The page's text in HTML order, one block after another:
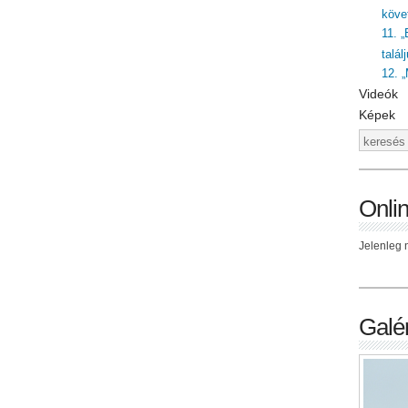
11.
12.
Videók
Képek
Jelenleg